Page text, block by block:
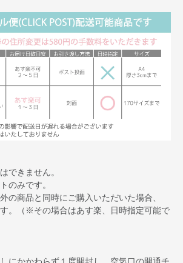
できません。
のみです。
の商品と同時にご購入いただいた場合、
。（※その場合はあす楽、日時指定可能で
にかかわらず１度開封し、空気口の開通チ